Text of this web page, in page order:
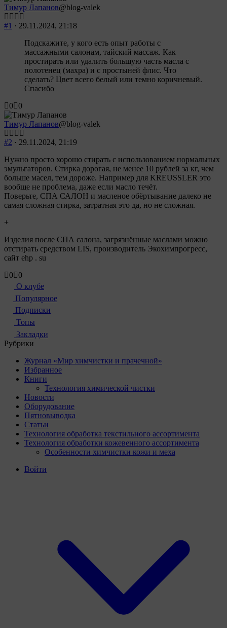
Тимур Лапанов@blog-valek
#1 · 29.11.2024, 21:18
Подскажите, у кого есть опыт работы с
массажными салонам, тайский массаж. Как
простирать или удалить большую часть масла с
полотенец (махра) и с простыней флис. Что
сделать? Цвет всего белый или темно коричневый.
Спасибо
Голосуйте
-
палец
вниз.
0 Голосуйте
-
палец
вверх.
0
Тимур Лапанов@blog-valek
#2 · 29.11.2024, 21:19
Нужно просто хорошо стирать с использованием нормальных
эмульгаторов. Стирка дорогая, не менее 10 рублей за кг, чем
больше масел, тем дороже. Например для KREUSSLER это
вообще не проблема, даже если масло течёт.
Поверьте, СПА САЛОН и масленое обёртывание далеко не
самая сложная стирка, затратная это да, но не сложная.
+
Изделия после СПА салона, загрязнённые маслами можно
отстирать средством LIS, производитель Экохимпрогресс,
сайт ehp . su
Голосуйте
палец
вниз.
0 Голосуйте
-
палец
вверх.
0
О клубе
Популярное
Подписки
Топы
Закладки
Рубрики
Журнал «Мир химчистки и прачечной»
Избранное
Книги
Технология химической чистки
Новости
Оборудование
Пятновыводка
Статьи
Технология обработка текстильного ассортимента
Технология обработки кожевенного ассортимента
Особенности химчистки кожи и меха
Войти